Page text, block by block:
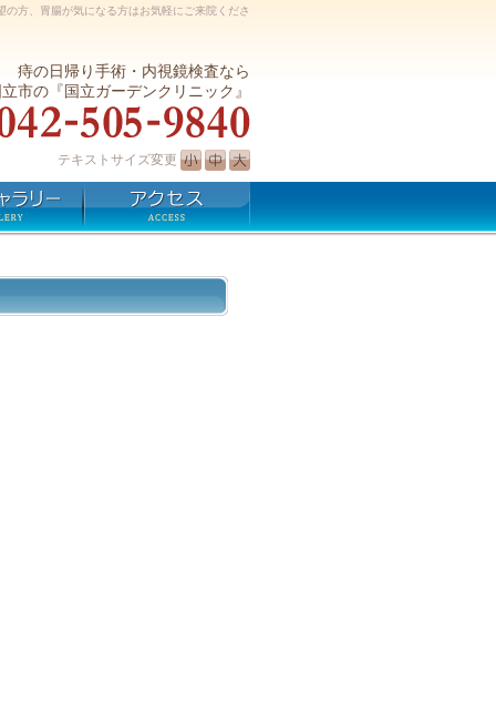
方、胃腸が気になる方はお気軽にご来院くださ
痔の日帰り手術・内視鏡検査なら
市の『国立ガーデンクリニック』
テキストサイズ変更